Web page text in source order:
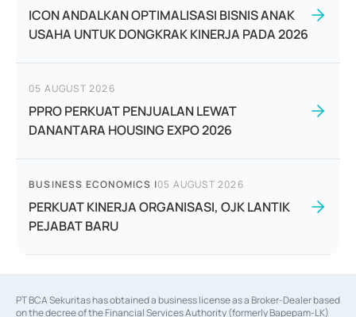
ICON ANDALKAN OPTIMALISASI BISNIS ANAK
USAHA UNTUK DONGKRAK KINERJA PADA 2026
05 AUGUST 2026
PPRO PERKUAT PENJUALAN LEWAT
DANANTARA HOUSING EXPO 2026
BUSINESS ECONOMICS |05 AUGUST 2026
PERKUAT KINERJA ORGANISASI, OJK LANTIK
PEJABAT BARU
PT BCA Sekuritas has obtained a business license as a Broker-Dealer based
on the decree of the Financial Services Authority (formerly Bapepam-LK)